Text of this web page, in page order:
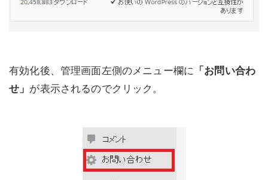
有効化後、管理画面左側のメニュー欄に 「お問い合わ
せ」 が表示されるのでクリック。